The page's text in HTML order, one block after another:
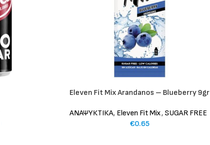
Eleven Fit Mix Arandanos – Blueberry 9gr
ΑΝΑΨΥΚΤΙΚΑ, Eleven Fit Mix, SUGAR FREE
€0.65